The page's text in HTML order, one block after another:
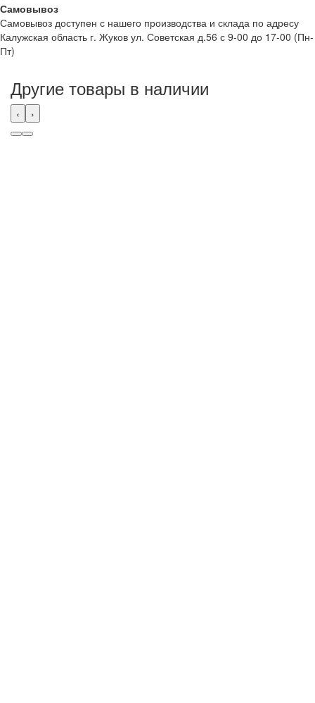
Самовывоз
Самовывоз доступен с нашего производства и склада по адресу
Калужская область г. Жуков ул. Советская д.56 с 9-00 до 17-00 (Пн-
Пт)
Другие товары в наличии
‹ ›